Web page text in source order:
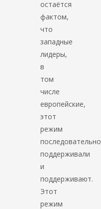
остаётся
фактом,
что
западные
лидеры,
в
том
числе
европейские,
этот
режим
последовательно
поддерживали
и
поддерживают.
Этот
режим